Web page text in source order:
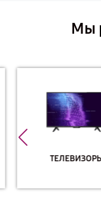
Мы
ТЕЛЕВИЗОРЫ